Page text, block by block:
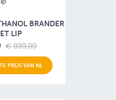
BRANDER
LIP
€ 939,00
PRIJS VAN NL